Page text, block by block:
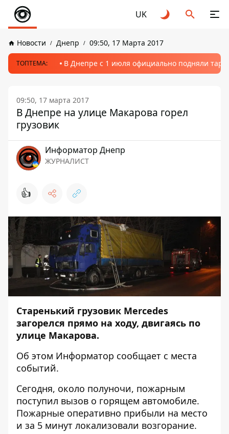
UK
Новости Днепр 09:50, 17 Марта 2017
ТОПТЕМА: В Днепре с 1 июля официально подняли
09:50, 17 марта 2017
В Днепре на улице Макарова горел
грузовик
Информатор Днепр
ЖУРНАЛИСТ
👍
Старенький грузовик Merсedes
загорелся прямо на ходу, двигаясь по
улице Макарова.
Об этом Информатор сообщает с места
событий.
Сегодня, около полуночи, пожарным
поступил вызов о горящем автомобиле.
Пожарные оперативно прибыли на место
и за 5 минут локализовали возгорание.